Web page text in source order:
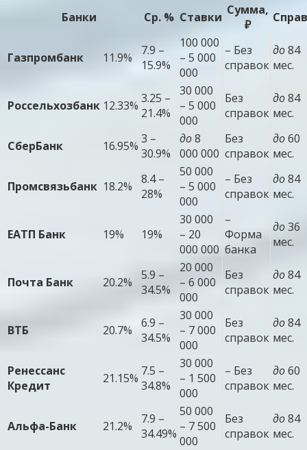
Банки Ср. % Ставки Сумма,
₽
Газпромбанк 11.9%
7.9 –
15.9%
100 000
– 5 000
000
– Без
справок
до84
мес.
Россельхозбанк 12.33% 3.25 –
21.4%
30 000
– 5 000
000
Без
справок
до84
мес.
СберБанк 16.95% 3 –
30.9%
до8
000 000
Без
справок
до60
мес.
Промсвязьбанк 18.2%
8.4 –
28%
50 000
– 5 000
000
– Без
справок
до84
мес.
ЕАТП Банк 19% 19%
30 000
– 20
000 000
–
Форма
банка
до36
мес.
Почта Банк 20.2%
5.9 –
34.5%
20 000
– 6 000
000
Без
справок
до84
мес.
ВТБ 20.7%
6.9 –
34.5%
30 000
– 7 000
000
Без
справок
до84
мес.
Ренессанс
Кредит
21.15% 7.5 –
34.8%
30 000
– 1 500
000
– Без
справок
до60
мес.
Альфа-Банк 21.2%
7.9 –
34.49%
50 000
– 7 500
000
Без
справок
до84
мес.